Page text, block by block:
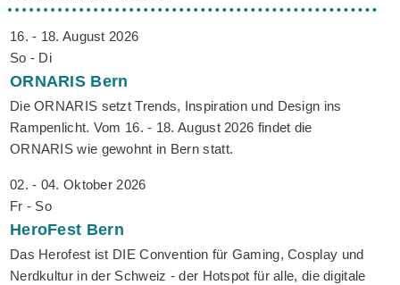
16. - 18. August 2026
So - Di
ORNARIS Bern
Die ORNARIS setzt Trends, Inspiration und Design ins
Rampenlicht. Vom 16. - 18. August 2026 findet die
ORNARIS wie gewohnt in Bern statt.
02. - 04. Oktober 2026
Fr - So
HeroFest Bern
Das Herofest ist DIE Convention für Gaming, Cosplay und
Nerdkultur in der Schweiz - der Hotspot für alle, die digitale